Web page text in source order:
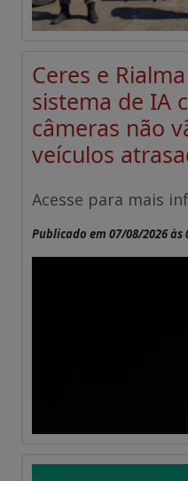
Ceres e
sistema de IA
câmeras não
veículos
Acesse para mais
Publicado em 07/08/2026 às